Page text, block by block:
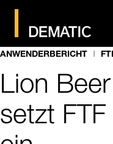
ANWENDERBERICHT
Lion
setzt